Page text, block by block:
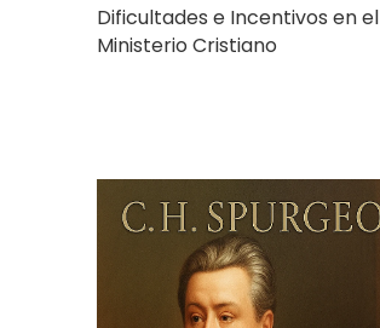
Dificultades e Incentivos en el
Ministerio Cristiano